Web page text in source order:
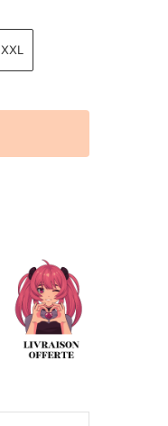
XXL